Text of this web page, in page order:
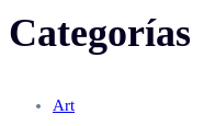
Categorías
Art